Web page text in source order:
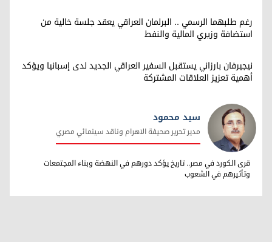
رغم طلبهما الرسمي .. البرلمان العراقي يعقد جلسة خالية من
استضافة وزيري المالية والنفط
نيجيرفان بارزاني يستقبل السفير العراقي الجديد لدى إسبانيا ويؤكد
أهمية تعزيز العلاقات المشتركة
سيد محمود
سيد محمود
مدير تحرير صحيفة الاهرام وناقد سينمائي مصري
قرى الكورد في مصر.. تاريخ يؤكد دورهم في النهضة وبناء المجتمعات
وتأثيرهم في الشعوب